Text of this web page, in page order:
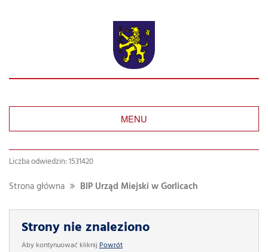
MENU
Liczba odwiedzin: 1531420
Strona główna BIP Urząd Miejski w Gorlicach
Strony nie znaleziono
Aby kontynuować kliknij Powrót